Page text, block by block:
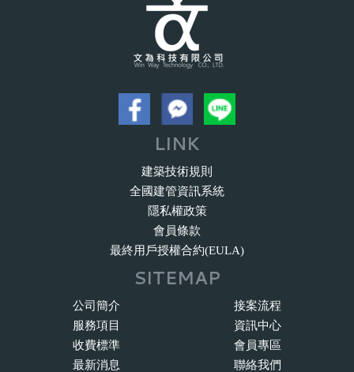
LINK
建築技術規則
全國建管資訊系統
隱私權政策
會員條款
最終用戶授權合約(EULA)
SITEMAP
公司簡介
服務項目
收費標準
最新消息
接案流程
資訊中心
會員專區
聯絡我們